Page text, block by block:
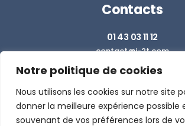
Notre politique de cookies
Nous utilisons les cookies sur notre site
donner la meilleure expérience possible
souvenant de vos préférences lors de
Contacts
01 43 03 11 12
contact@i-2t.com
Z.I. RICHARDETS SUD - 36 RUE DU